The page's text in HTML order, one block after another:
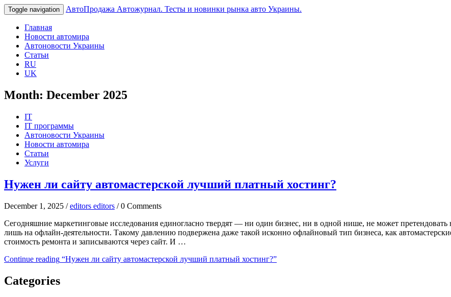
Toggle navigation АвтоПродажа Автожурнал. Тесты и новинки рынка авто Украины.
Главная
Новости автомира
Автоновости Украины
Статьи
RU
UK
Month: December 2025
IT
IT программы
Автоновости Украины
Новости автомира
Статьи
Услуги
Нужен ли сайту автомастерской лучший платный хостинг?
December 1, 2025 /editors editors / 0 Comments
Сегодняшние маркетинговые исследования единогласно твердят — ни один бизнес, ни в одной нише, не может претендовать
лишь на офлайн-деятельности. Такому давлению подвержена даже такой исконно офлайновый тип бизнеса, как
стоимость ремонта и записываются через сайт. И …
Continue reading “Нужен ли сайту автомастерской лучший платный хостинг?”
Categories